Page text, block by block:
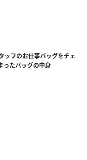
ッフのお仕事バッグをチェ
ったバッグの中身